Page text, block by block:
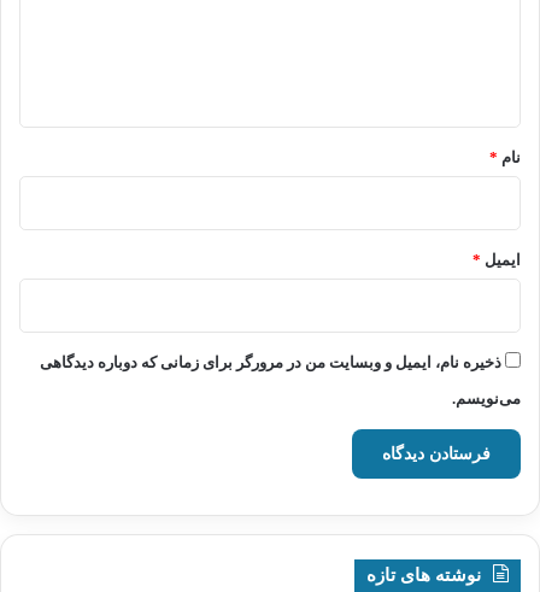
نام *
ایمیل *
ذخیره نام، ایمیل و وبسایت من در مرورگر برای زمانی که دوباره دیدگاهی
می‌نویسم.
نوشته های تازه